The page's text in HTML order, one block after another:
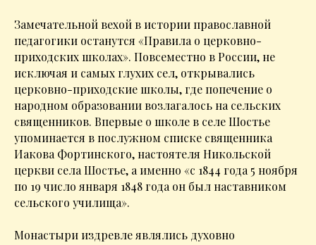
Замечательной вехой в истории православной
педагогики останутся «Правила о церковно-
приходских школах». Повсеместно в России, не
исключая и самых глухих сел, открывались
церковно-приходские школы, где попечение о
народном образовании возлагалось на сельских
священников. Впервые о школе в селе Шостье
упоминается в послужном списке священника
Иакова Фортинского, настоятеля Никольской
церкви села Шостье, а именно «с 1844 года 5 ноября
по 19 число января 1848 года он был наставником
сельского училища».
Монастыри издревле являлись духовно